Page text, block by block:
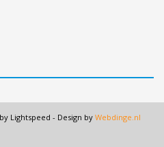
Lightspeed - Design by Webdinge.nl